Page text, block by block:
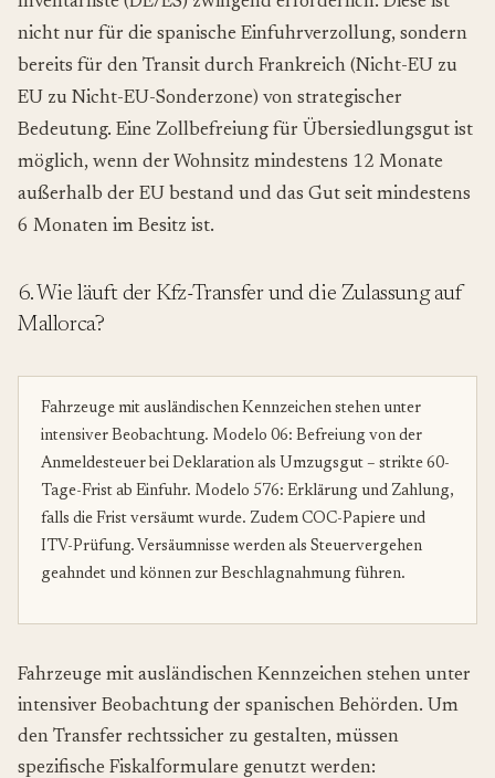
nicht nur für die spanische Einfuhrverzollung, sondern
bereits für den Transit durch Frankreich (Nicht-EU zu
EU zu Nicht-EU-Sonderzone) von strategischer
Bedeutung. Eine Zollbefreiung für Übersiedlungsgut ist
möglich, wenn der Wohnsitz mindestens 12 Monate
außerhalb der EU bestand und das Gut seit mindestens
6 Monaten im Besitz ist.
6. Wie läuft der Kfz-Transfer und die Zulassung auf
Mallorca?
Fahrzeuge mit ausländischen Kennzeichen stehen unter
intensiver Beobachtung. Modelo 06: Befreiung von der
Anmeldesteuer bei Deklaration als Umzugsgut – strikte 60-
Tage-Frist ab Einfuhr. Modelo 576: Erklärung und Zahlung,
falls die Frist versäumt wurde. Zudem COC-Papiere und
ITV-Prüfung. Versäumnisse werden als Steuervergehen
geahndet und können zur Beschlagnahmung führen.
Fahrzeuge mit ausländischen Kennzeichen stehen unter
intensiver Beobachtung der spanischen Behörden. Um
den Transfer rechtssicher zu gestalten, müssen
spezifische Fiskalformulare genutzt werden: